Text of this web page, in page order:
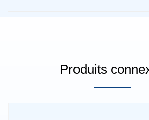
Produits